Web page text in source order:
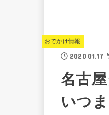
おでかけ情報
2020.01.17
名古
いつ